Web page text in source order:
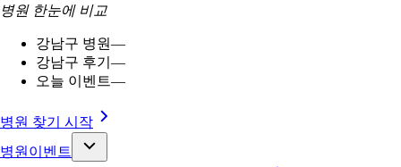
병원 한눈에 비교
강남구 병원—
강남구 후기 —
오늘 이벤트—
병원 찾기 시작
병원이벤트